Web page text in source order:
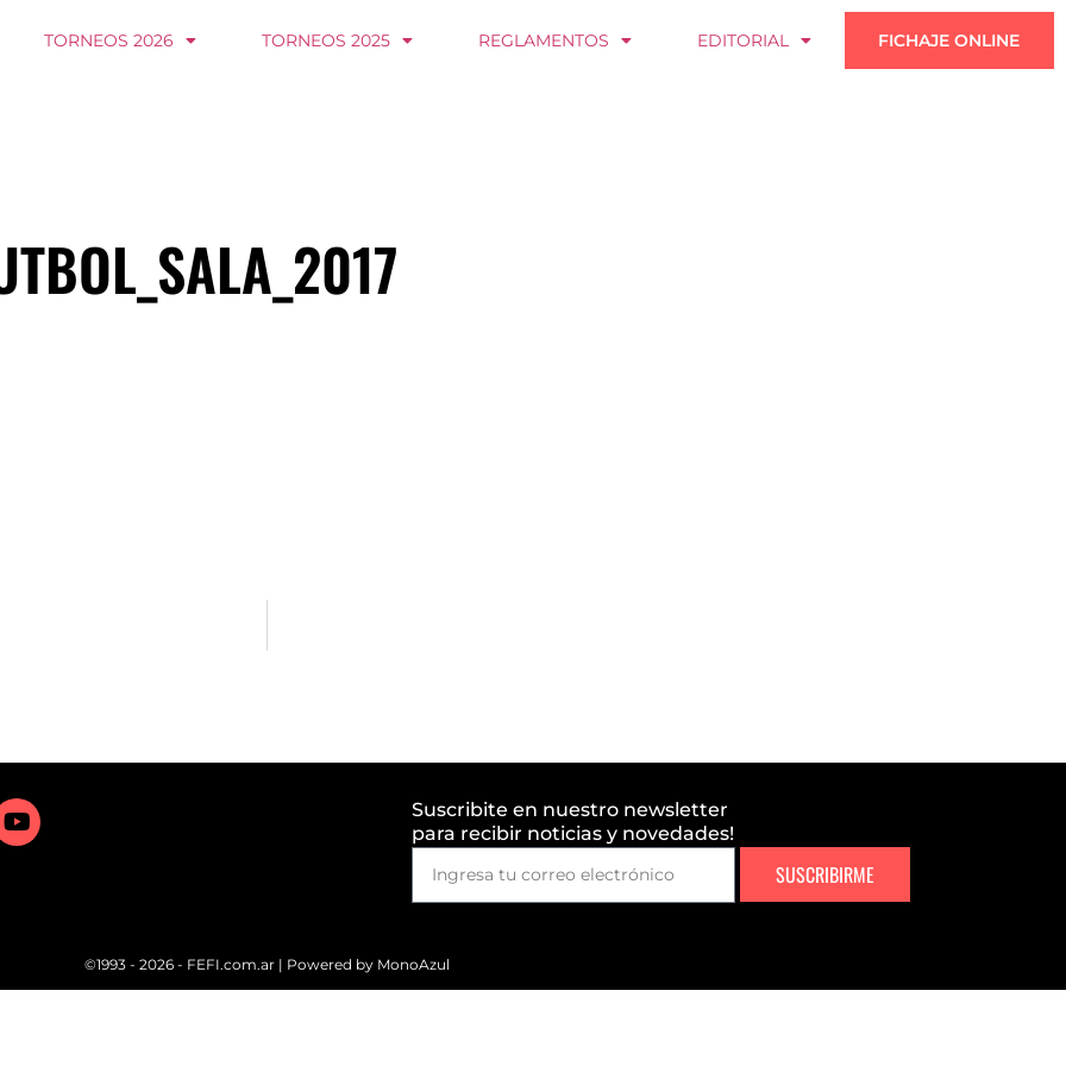
TORNEOS 2026 TORNEOS 2025 REGLAMENTOS EDITORIAL FICHAJE ONLINE
Suscribite en nuestro newsletter
para recibir noticias y novedades!
SUSCRIBIRME
©1993 - 2026 - FEFI.com.ar | Powered by MonoAzul